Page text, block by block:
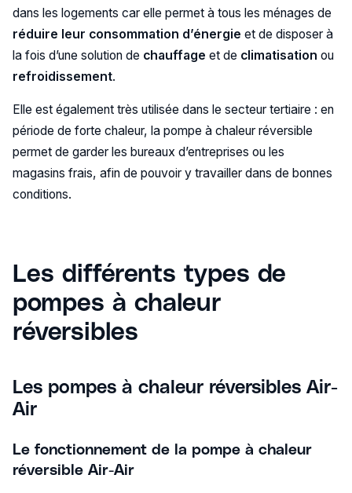
dans les logements car elle permet à tous les ménages de
réduire leur consommation d’énergie et de disposer à
la fois d’une solution de chauffage et de climatisation ou
refroidissement.
Elle est également très utilisée dans le secteur tertiaire : en
période de forte chaleur, la pompe à chaleur réversible
permet de garder les bureaux d’entreprises ou les
magasins frais, afin de pouvoir y travailler dans de bonnes
conditions.
Les différents types de
pompes à chaleur
réversibles
Les pompes à chaleur réversiblesAir-
Air
Le fonctionnement de la pompe à chaleur
réversible Air-Air